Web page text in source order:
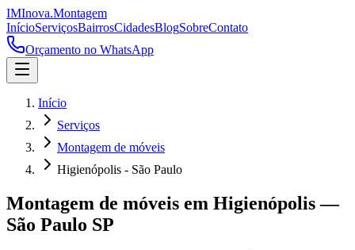
IMInova.Montagem
InícioServiçosBairrosCidadesBlogSobreContato
Orçamento no WhatsApp
Início
Serviços
Montagem de móveis
Higienópolis - São Paulo
Montagem de móveis em Higienópolis—
São Paulo SP